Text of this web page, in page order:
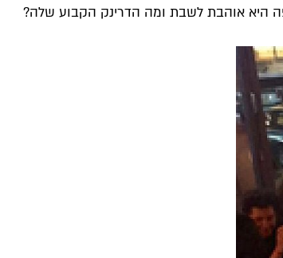
היא אוהבת לשבת ומה הדרינק הקבוע שלה?